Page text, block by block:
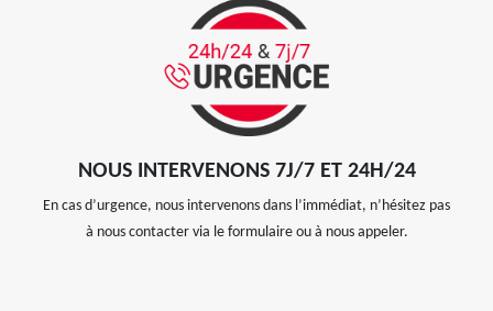
NOUS INTERVENONS 7J/7 ET 24H/24
En cas d’urgence, nous intervenons dans l’immédiat, n’hésitez pas
à nous contacter via le formulaire ou à nous appeler.